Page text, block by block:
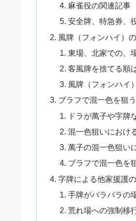
麻雀役の関連記事
安全牌、特急券、
風牌（フォンハイ）
東場、北家での、
客風牌を捨てる順
風牌（フォンハイ
ブラフで混一色を狙う
ドラが萬子や字牌
混一色狙いにおけ
萬子の混一色狙い
ブラフで混一色を
字牌による他家援護
手牌がバラバラの
荒れ場への強制移